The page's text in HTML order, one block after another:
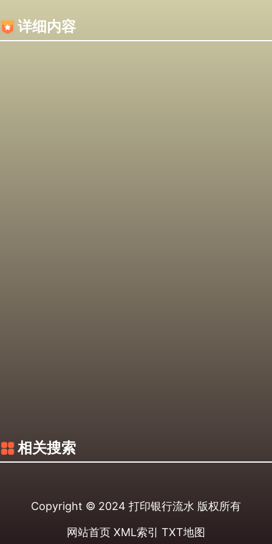
详细内容
相关搜索
Copyright © 2024 打印银行流水 版权所有
网站首页 XML索引 TXT地图